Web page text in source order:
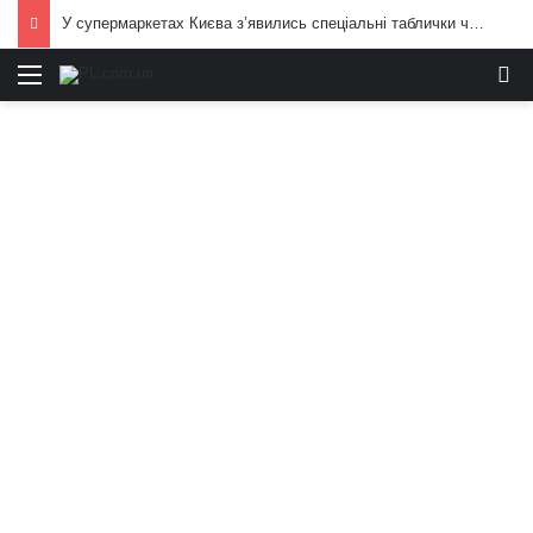
У супермаркетах Києва з’явились спеціальні таблички через обстріли РФ: подробиці і кадри
Меню